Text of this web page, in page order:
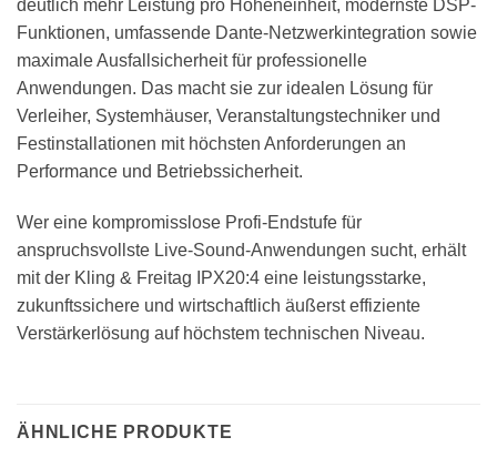
deutlich mehr Leistung pro Höheneinheit, modernste DSP-
Funktionen, umfassende Dante-Netzwerkintegration sowie
maximale Ausfallsicherheit für professionelle
Anwendungen. Das macht sie zur idealen Lösung für
Verleiher, Systemhäuser, Veranstaltungstechniker und
Festinstallationen mit höchsten Anforderungen an
Performance und Betriebssicherheit.
Wer eine kompromisslose Profi-Endstufe für
anspruchsvollste Live-Sound-Anwendungen sucht, erhält
mit der Kling & Freitag IPX20:4 eine leistungsstarke,
zukunftssichere und wirtschaftlich äußerst effiziente
Verstärkerlösung auf höchstem technischen Niveau.
ÄHNLICHE PRODUKTE